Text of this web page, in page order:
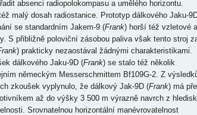
absenci radiopolokompasu a umělého horizontu.
malý dosah radiostanice. Prototyp dálkového Jaku-
se standardním Jakem-9 (Frank) horší též vzletové a
S přibližně poloviční zásobou paliva však tento stroj
) prakticky nezaostával žádnými charakteristikami.
dálkového Jaku-9D (Frank) se stalo též několik
německým Messerschmittem Bf109G-2. Z
zkoušek vyplynulo, že dálkový Jak-9D (Frank) má
až do výšky 3 500 m výrazně navrch z
Srovnatelnou horizontální manévrovatelnost